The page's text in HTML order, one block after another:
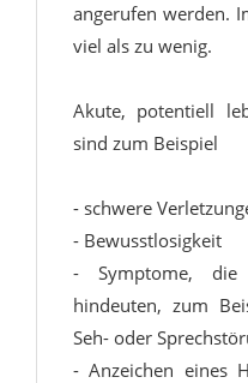
angerufen werden.
viel als zu wenig.
Akute, potentiell
sind zum Beispiel
- schwere
- Bewusstlosigkeit
- Symptome, die
hindeuten, zum
Seh- oder
- Anzeichen eines